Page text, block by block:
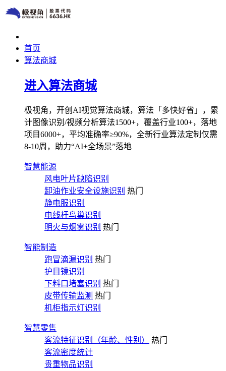
首页
算法商城
进入算法商城
极视角，开创AI视觉算法商城，算法「多快好省」，累
计图像识别/视频分析算法1500+，覆盖行业100+，落地
项目6000+，平均准确率≥90%，全新行业算法定制仅需
8-10周，助力“AI+全场景”落地
智慧能源
风电叶片缺陷识别
卸油作业安全设施识别 热门
静电服识别
电线杆鸟巢识别
明火与烟雾识别 热门
智能制造
跑冒滴漏识别 热门
护目镜识别
下料口堵塞识别 热门
皮带传输监测 热门
机柜指示灯识别
智慧零售
客流特征识别（年龄、性别）
热门
客流密度统计
贵重物品识别